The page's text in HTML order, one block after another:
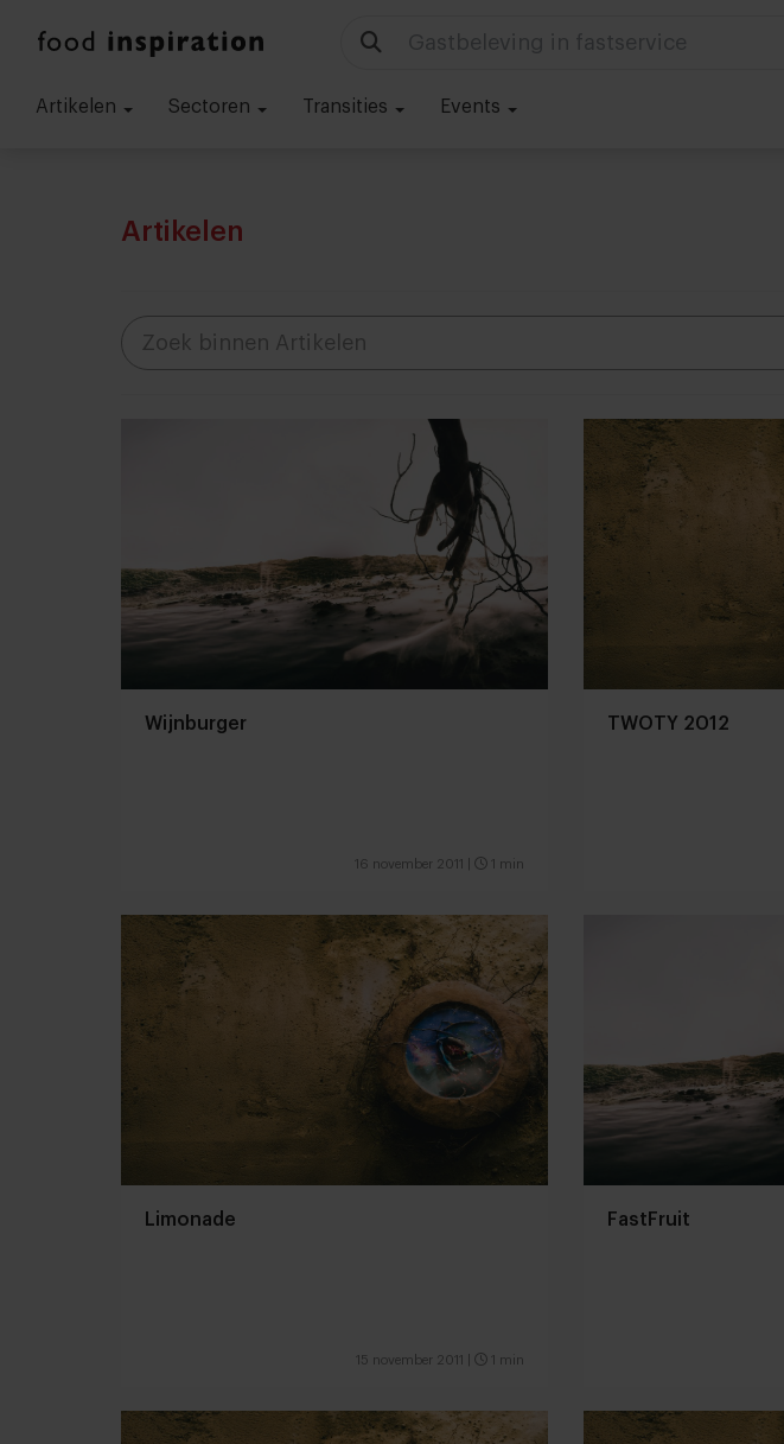
Gastbeleving in fastservice
Artikelen Sectoren Transities Events
Artikelen
Wijnburger
16 november 2011 1 min
TWOTY 2012
Limonade
15 november 2011 1 min
FastFruit